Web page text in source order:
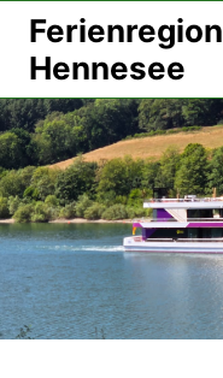
Zum
Inhalt
springen
Ferienregion
Hennesee